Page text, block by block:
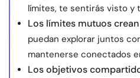
límites, te sentirás visto y
Los límites mutuos
puedan explorar juntos
mantenerse conectados
Los objetivos